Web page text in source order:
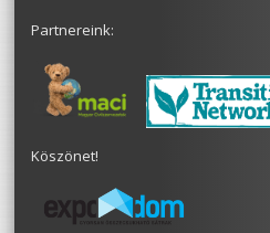
Partnereink:
Köszönet!